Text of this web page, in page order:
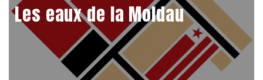
Les eaux de la Moldau